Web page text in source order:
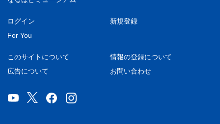
ログイン
新規登録
For You
このサイトについて
情報の登録について
広告について
お問い合わせ